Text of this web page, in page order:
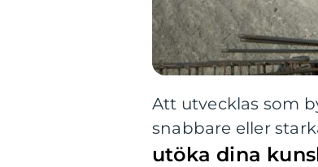
Att utvecklas som
snabbare eller
utöka dina